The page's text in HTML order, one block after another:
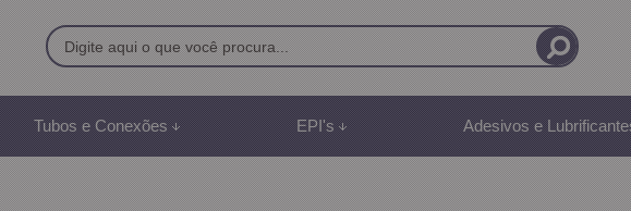
991887507
Tubos e Conexões EPI's Adesivos e